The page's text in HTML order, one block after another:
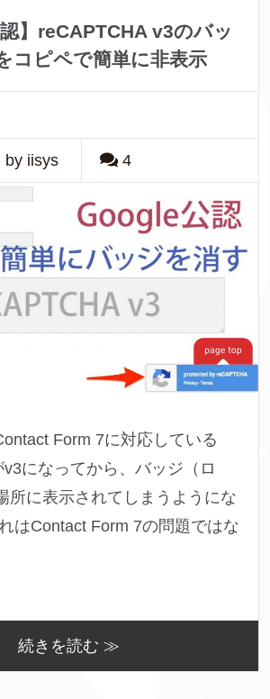
】reCAPTCHA v3のバッ
コピペで簡単に非表示
by iisys 4
Form 7に対応している
になってから、バッジ（ロ
所に表示されてしまうようにな
はContact Form 7の問題ではな
続きを読む ≫